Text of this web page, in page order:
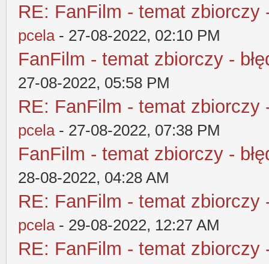
RE: FanFilm - temat zbiorczy
pcela- 27-08-2022, 02:10 PM
FanFilm - temat zbiorczy -
27-08-2022, 05:58 PM
RE: FanFilm - temat zbiorczy
pcela- 27-08-2022, 07:38 PM
FanFilm - temat zbiorczy -
28-08-2022, 04:28 AM
RE: FanFilm - temat zbiorczy
pcela- 29-08-2022, 12:27 AM
RE: FanFilm - temat zbiorczy